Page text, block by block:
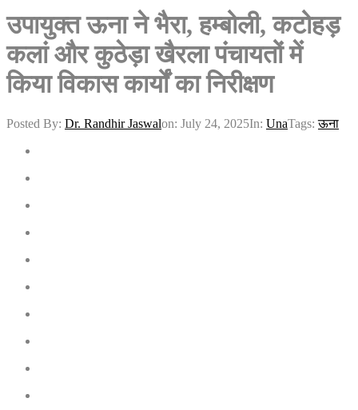
उपायुक्त ऊना ने भैरा, हम्बोली, कटोहड़
कलां और कुठेड़ा खैरला पंचायतों में
किया विकास कार्यों का निरीक्षण
Posted By: Dr. Randhir Jaswalon: July 24, 2025In: UnaTags:ऊना